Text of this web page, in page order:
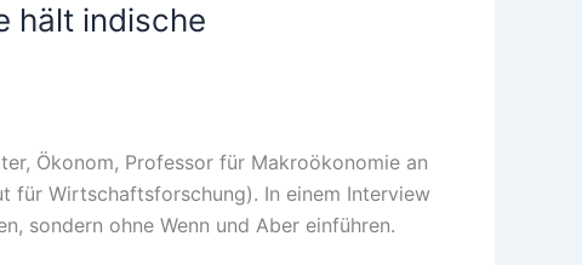
hält indische
Ökonom, Professor für Makroökonomie an
für Wirtschaftsforschung). In einem Interview
sondern ohne Wenn und Aber einführen.